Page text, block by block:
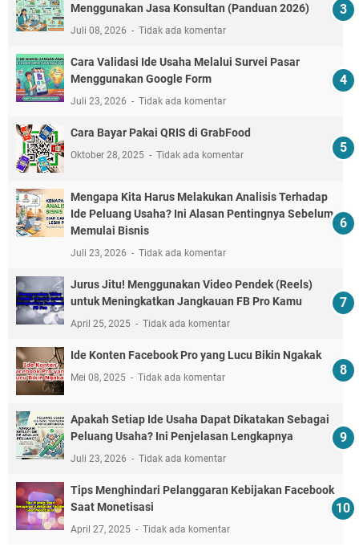
Menggunakan Jasa Konsultan (Panduan 2026)
Juli 08, 2026 Tidak ada komentar
Cara Validasi Ide Usaha Melalui Survei Pasar
Menggunakan Google Form
Juli 23, 2026 Tidak ada komentar
Cara Bayar Pakai QRIS di GrabFood
Oktober 28, 2025 Tidak ada komentar
Mengapa Kita Harus Melakukan Analisis Terhadap
Ide Peluang Usaha? Ini Alasan Pentingnya Sebelum
Memulai Bisnis
Juli 23, 2026 Tidak ada komentar
Jurus Jitu! Menggunakan Video Pendek (Reels)
untuk Meningkatkan Jangkauan FB Pro Kamu
April 25, 2025 Tidak ada komentar
Ide Konten Facebook Pro yang Lucu Bikin Ngakak
Mei 08, 2025 Tidak ada komentar
Apakah Setiap Ide Usaha Dapat Dikatakan Sebagai
Peluang Usaha? Ini Penjelasan Lengkapnya
Juli 23, 2026 Tidak ada komentar
Tips Menghindari Pelanggaran Kebijakan Facebook
Saat Monetisasi
April 27, 2025 Tidak ada komentar